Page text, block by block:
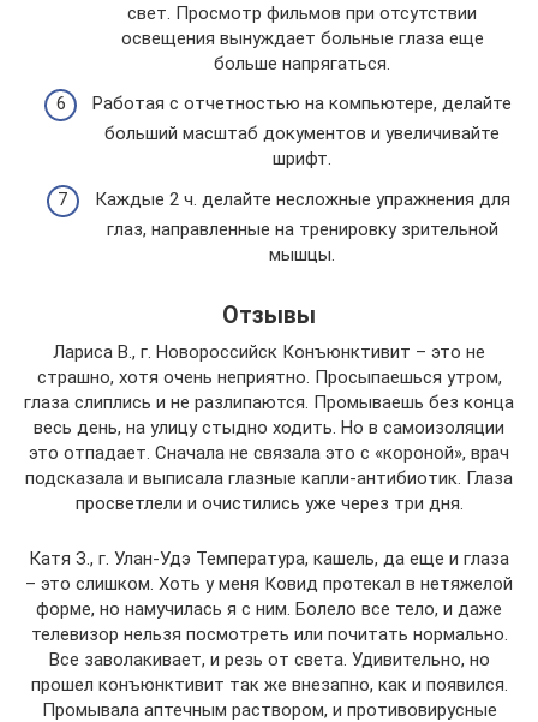
свет. Просмотр фильмов при отсутствии
освещения вынуждает больные глаза еще
больше напрягаться.
Работая с отчетностью на компьютере, делайте
больший масштаб документов и увеличивайте
шрифт.
Каждые 2 ч. делайте несложные упражнения для
глаз, направленные на тренировку зрительной
мышцы.
Отзывы
Лариса В., г. Новороссийск Конъюнктивит – это не
страшно, хотя очень неприятно. Просыпаешься утром,
глаза слиплись и не разлипаются. Промываешь без конца
весь день, на улицу стыдно ходить. Но в самоизоляции
это отпадает. Сначала не связала это с «короной», врач
подсказала и выписала глазные капли-антибиотик. Глаза
просветлели и очистились уже через три дня.
Катя З., г. Улан-Удэ Температура, кашель, да еще и глаза
– это слишком. Хоть у меня Ковид протекал в нетяжелой
форме, но намучилась я с ним. Болело все тело, и даже
телевизор нельзя посмотреть или почитать нормально.
Все заволакивает, и резь от света. Удивительно, но
прошел конъюнктивит так же внезапно, как и появился.
Промывала аптечным раствором, и противовирусные